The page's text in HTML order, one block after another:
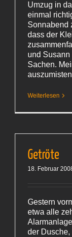
Umzug in
einmal
Sonnabend
dass der
und
Sachen.
Weiterlesen
Getröte
18. Februar
Gestern
etwa alle
der Dusche,